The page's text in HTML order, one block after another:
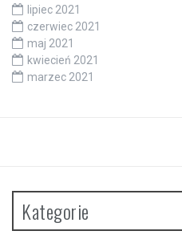
lipiec 2021
czerwiec 2021
maj 2021
kwiecień 2021
marzec 2021
Kategorie